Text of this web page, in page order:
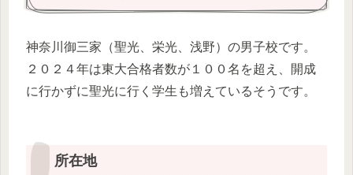
神奈川御三家（聖光、栄光、浅野）の男子校です。
２０２４年は東大合格者数が１００名を超え、開成
に行かずに聖光に行く学生も増えているそうです。
所在地